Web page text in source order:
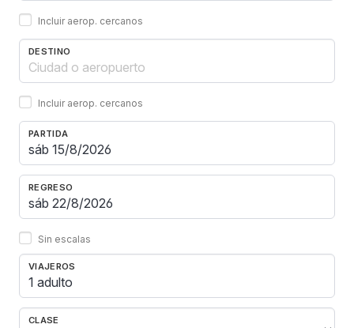
Incluir aerop. cercanos
DESTINO
Incluir aerop. cercanos
PARTIDA
REGRESO
Sin escalas
VIAJEROS
1 adulto
CLASE